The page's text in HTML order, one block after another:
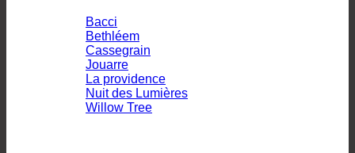
Bacci
Bethléem
Cassegrain
Jouarre
La providence
Nuit des Lumières
Willow Tree